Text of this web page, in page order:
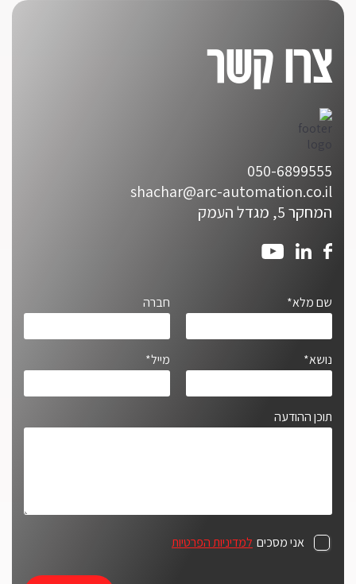
צרו קשר
050-6899555
shachar@arc-automation.co.il
המחקר 5, מגדל העמק
שם מלא* חברה
נושא* מייל*
תוכן ההודעה
אני מסכים למדיניות הפרטיות